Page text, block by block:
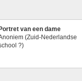
Portret van een dame
(Zuid-Nederlandse
?)